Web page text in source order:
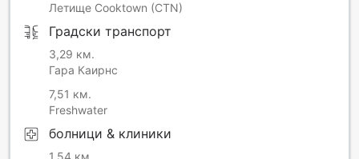
Летище Cooktown (CTN)
Градски транспорт
3,29 км.
Гара Каирнс
7,51 км.
Freshwater
болници & клиники